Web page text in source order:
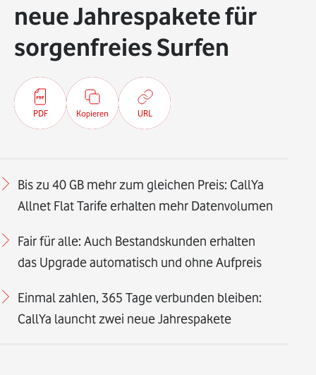
neue Jahrespakete für
sorgenfreies Surfen
PDF Kopieren URL
Bis zu 40 GB mehr zum gleichen Preis: CallYa
Allnet Flat Tarife erhalten mehr Datenvolumen
Fair für alle: Auch Bestandskunden erhalten
das Upgrade automatisch und ohne Aufpreis
Einmal zahlen, 365 Tage verbunden bleiben:
CallYa launcht zwei neue Jahrespakete